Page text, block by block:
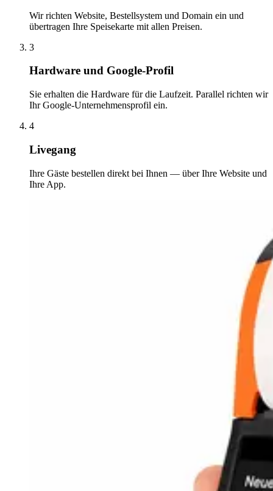
Wir richten Website, Bestellsystem und Domain ein und
übertragen Ihre Speisekarte mit allen Preisen.
3
Hardware und Google-Profil
Sie erhalten die Hardware für die Laufzeit. Parallel richten wir
Ihr Google-Unternehmensprofil ein.
4
Livegang
Ihre Gäste bestellen direkt bei Ihnen — über Ihre Website und
Ihre App.